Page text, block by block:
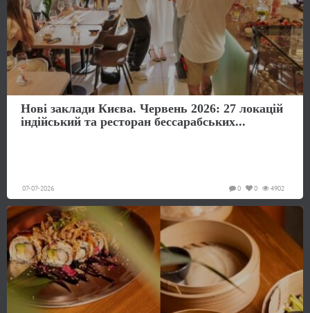
Нові заклади Києва. Червень 2026: 27 локацій
індійський та ресторан бессарабських...
07-07-2026 4902
0
0